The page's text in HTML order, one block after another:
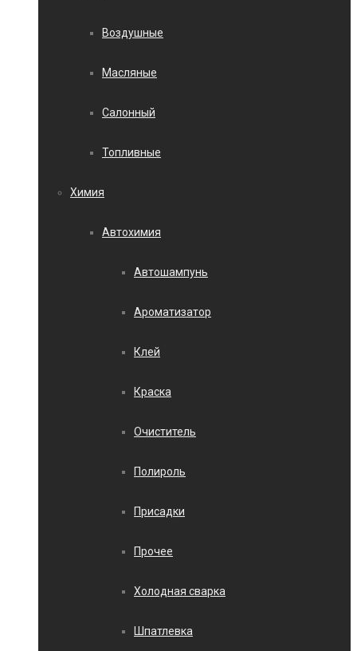
Воздушные
Масляные
Салонный
Топливные
Химия
Автохимия
Автошампунь
Ароматизатор
Клей
Краска
Очиститель
Полироль
Присадки
Прочее
Холодная сварка
Шпатлевка